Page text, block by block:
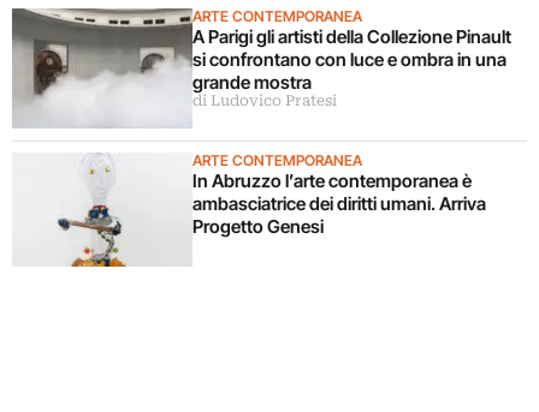
ARTE CONTEMPORANEA
A Parigi gli artisti della Collezione Pinault
si confrontano con luce e ombra in una
grande mostra
di Ludovico Pratesi
ARTE CONTEMPORANEA
In Abruzzo l’arte contemporanea è
ambasciatrice dei diritti umani. Arriva
Progetto Genesi